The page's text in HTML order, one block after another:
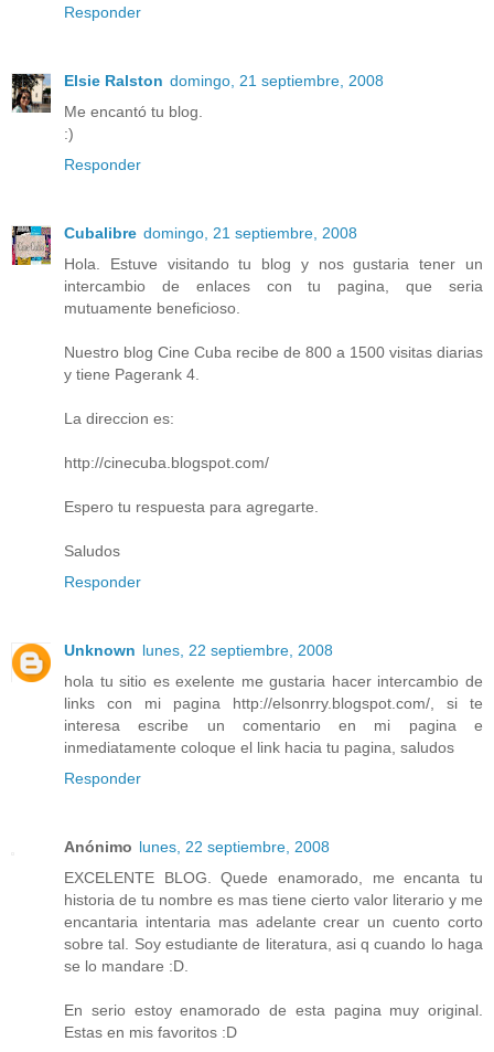
Responder
Elsie Ralston domingo, 21 septiembre, 2008
Me encantó tu blog.
:)
Responder
Cubalibre domingo, 21 septiembre, 2008
Hola. Estuve visitando tu blog y nos gustaria tener un
intercambio de enlaces con tu pagina, que seria
mutuamente beneficioso.
Nuestro blog Cine Cuba recibe de 800 a 1500 visitas diarias
y tiene Pagerank 4.
La direccion es:
http://cinecuba.blogspot.com/
Espero tu respuesta para agregarte.
Saludos
Responder
Unknown lunes, 22 septiembre, 2008
hola tu sitio es exelente me gustaria hacer intercambio de
links con mi pagina http://elsonrry.blogspot.com/, si te
interesa escribe un comentario en mi pagina e
inmediatamente coloque el link hacia tu pagina, saludos
Responder
Anónimo lunes, 22 septiembre, 2008
EXCELENTE BLOG. Quede enamorado, me encanta tu
historia de tu nombre es mas tiene cierto valor literario y me
encantaria intentaria mas adelante crear un cuento corto
sobre tal. Soy estudiante de literatura, asi q cuando lo haga
se lo mandare :D.
En serio estoy enamorado de esta pagina muy original.
Estas en mis favoritos :D